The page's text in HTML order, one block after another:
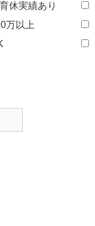
休実績あり
万以上